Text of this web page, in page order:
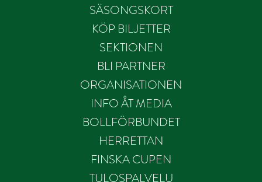
SÄSONGSKORT
KÖP BILJETTER
SEKTIONEN
BLI PARTNER
ORGANISATIONEN
INFO ÅT MEDIA
BOLLFÖRBUNDET
HERRETTAN
FINSKA CUPEN
TULOSPALVELU